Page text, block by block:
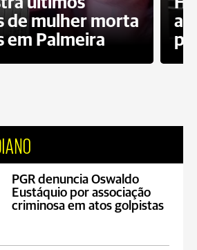
de mulher morta
em Palmeira
PGR denuncia Oswaldo
Eustáquio por associação
criminosa em atos golpistas